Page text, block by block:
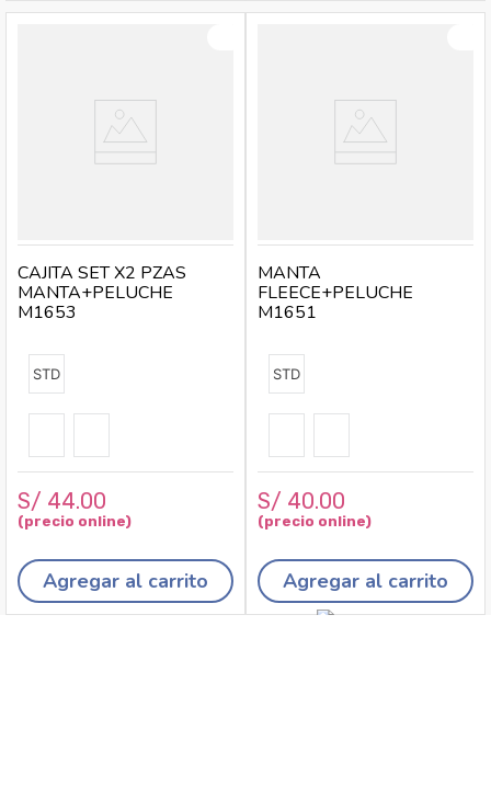
STD
CAJITA SET X2 PZAS
MANTA+PELUCHE
M1653
S/ 44.00
Agregar al carrito
STD
MANTA
FLEECE+PELUCHE
M1651
S/ 40.00
Agregar al carrito